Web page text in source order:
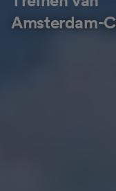
Amsterdam-